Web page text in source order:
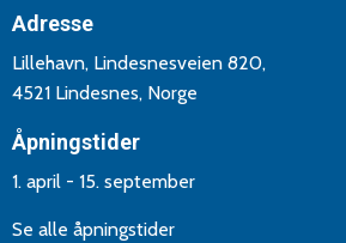
Adresse
Lillehavn, Lindesnesveien 820,
4521 Lindesnes, Norge
Åpningstider
1. april - 15. september
Se alle åpningstider